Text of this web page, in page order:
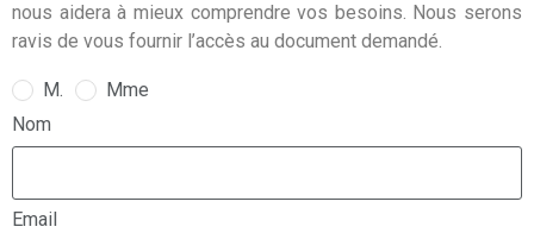
nous aidera à mieux comprendre vos besoins. Nous serons
ravis de vous fournir l’accès au document demandé.
M.
Mme
Nom
Email